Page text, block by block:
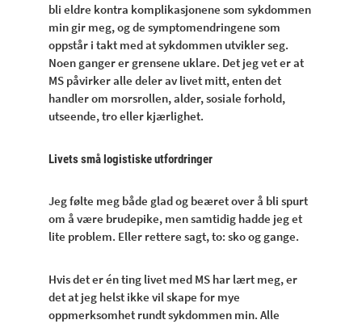
bli eldre kontra komplikasjonene som sykdommen
min gir meg, og de symptomendringene som
oppstår i takt med at sykdommen utvikler seg.
Noen ganger er grensene uklare. Det jeg vet er at
MS påvirker alle deler av livet mitt, enten det
handler om morsrollen, alder, sosiale forhold,
utseende, tro eller kjærlighet.
Livets små logistiske utfordringer
Jeg følte meg både glad og beæret over å bli spurt
om å være brudepike, men samtidig hadde jeg et
lite problem. Eller rettere sagt, to: sko og gange.
Hvis det er én ting livet med MS har lært meg, er
det at jeg helst ikke vil skape for mye
oppmerksomhet rundt sykdommen min. Alle